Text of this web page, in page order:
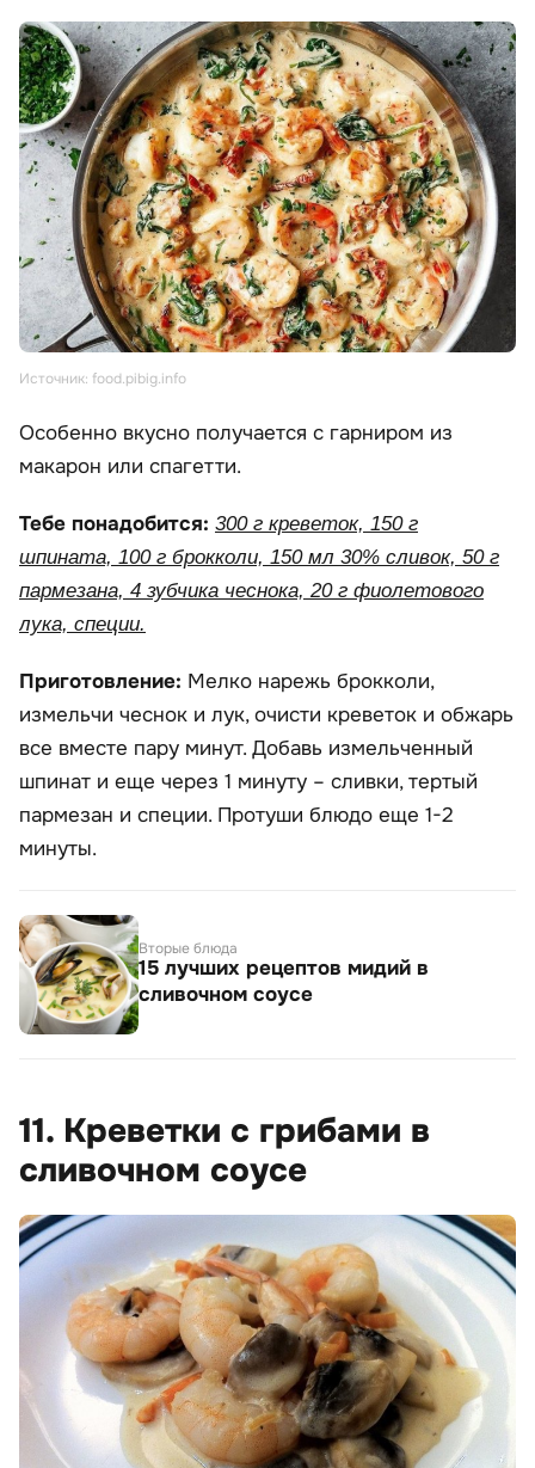
Источник: food.pibig.info
Особенно вкусно получается с гарниром из
макарон или спагетти.
Тебе понадобится: 300 г креветок, 150 г
шпината, 100 г брокколи, 150 мл 30% сливок, 50 г
пармезана, 4 зубчика чеснока, 20 г фиолетового
лука, специи.
Приготовление: Мелко нарежь брокколи,
измельчи чеснок и лук, очисти креветок и обжарь
все вместе пару минут. Добавь измельченный
шпинат и еще через 1 минуту – сливки, тертый
пармезан и специи. Протуши блюдо еще 1-2
минуты.
Вторые блюда
15 лучших рецептов мидий в
сливочном соусе
11. Креветки с грибами в
сливочном соусе